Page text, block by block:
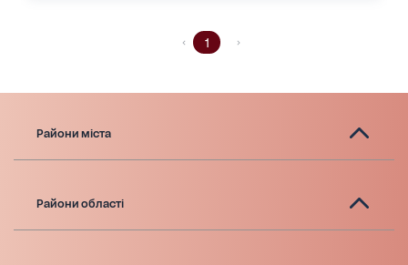
1
Райони міста
Райони області